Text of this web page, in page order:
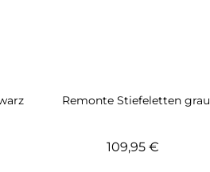
Remonte Stiefeletten grau
109,95 €